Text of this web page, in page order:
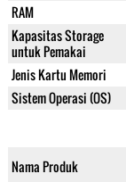
RAM
Kapasitas Storage
untuk Pemakai
Jenis Kartu Memori
Sistem Operasi (OS)
Nama Produk